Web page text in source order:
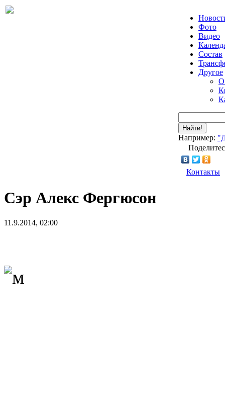
Фото
Видео
Состав
Другое
О
Найти!
Например:
Контакты
Сэр Алекс Фергюсон
11.9.2014, 02:00